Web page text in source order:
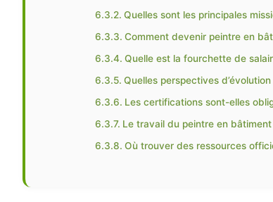
Quelles sont les principales
Comment devenir peintre en
Quelle est la fourchette de
Quelles perspectives
Les certifications sont-elles
Le travail du peintre en
Où trouver des ressources